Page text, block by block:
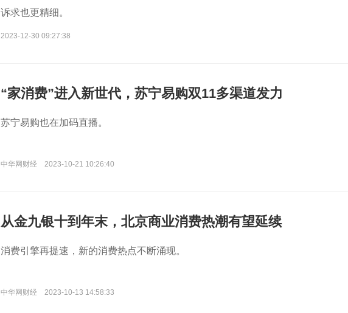
诉求也更精细。
2023-12-30 09:27:38
“家消费”进入新世代，苏宁易购双11多渠道发力
苏宁易购也在加码直播。
中华网财经 2023-10-21 10:26:40
从金九银十到年末，北京商业消费热潮有望延续
消费引擎再提速，新的消费热点不断涌现。
中华网财经 2023-10-13 14:58:33